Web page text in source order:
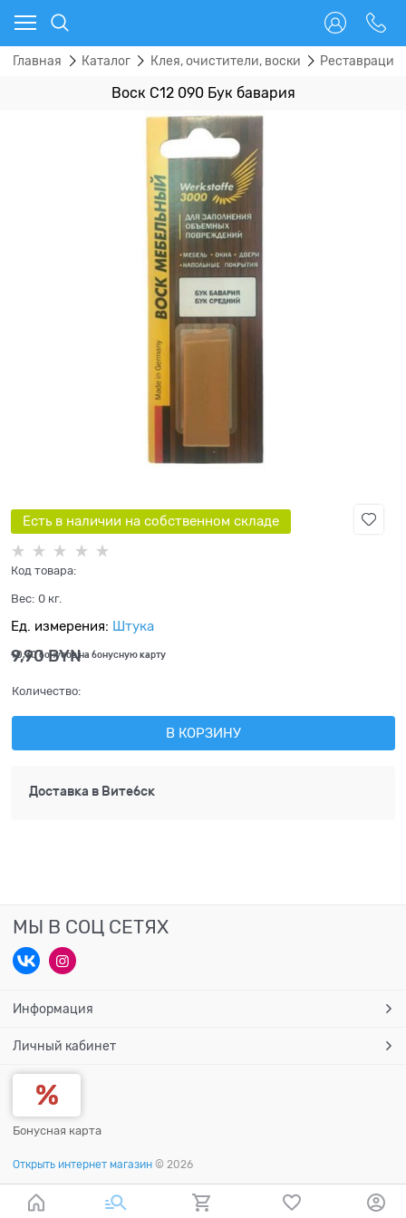
Главная Каталог Клея, очистители, воски
Воск С12 090 Бук бавария
Есть в наличии на собственном складе
Код товара:
Вес: 0 кг.
Ед. измерения: Штука
9,90 BYN
+0,30 бонусов на бонусную карту
Количество:
В КОРЗИНУ
Доставка в Витебск
МЫ В СОЦ СЕТЯХ
Информация
Личный кабинет
Бонусная карта
Открыть интернет магазин © 2026